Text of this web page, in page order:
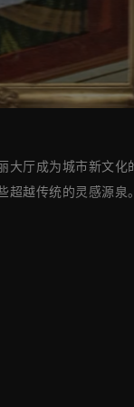
厅成为城市新文
越传统的灵感源